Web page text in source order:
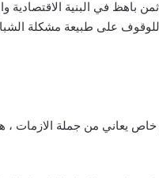
في البنية الاقتصادية
على طبيعة مشكلة
خاص يعاني من جملة الازمات